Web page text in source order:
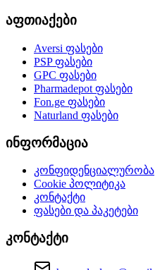
აფთიაქები
Aversi ფასები
PSPფასები
GPC ფასები
Pharmadepot ფასები
Fon.ge ფასები
Naturland ფასები
ინფორმაცია
კონფიდენციალურობა
Cookie პოლიტიკა
კონტაქტი
ფასები და პაკეტები
კონტაქტი